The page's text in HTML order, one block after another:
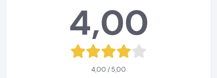
4,00
4,00 / 5,00